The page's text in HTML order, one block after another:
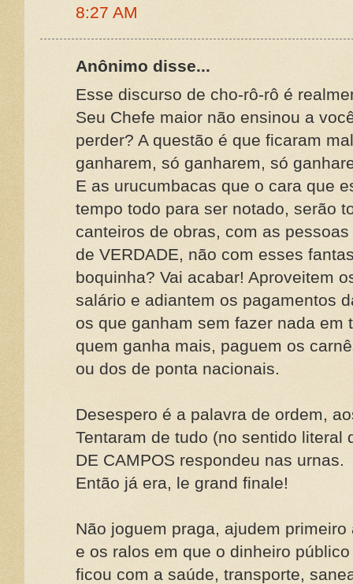
8:27 AM
Anônimo disse...
Esse discurso de cho-rô-rô é
Seu Chefe maior não ensinou a
perder? A questão é que ficaram
ganharem, só ganharem, só
E as urucumbacas que o cara que
tempo todo para ser notado, serão
canteiros de obras, com as
de VERDADE, não com esses
boquinha? Vai acabar! Aproveitem
salário e adiantem os pagamentos
os que ganham sem fazer nada em
quem ganha mais, paguem os
ou dos de ponta nacionais.
Desespero é a palavra de ordem,
Tentaram de tudo (no sentido literal
DE CAMPOS respondeu nas urnas.
Então já era, le grand finale!
Não joguem praga, ajudem
e os ralos em que o dinheiro
ficou com a saúde, transporte,